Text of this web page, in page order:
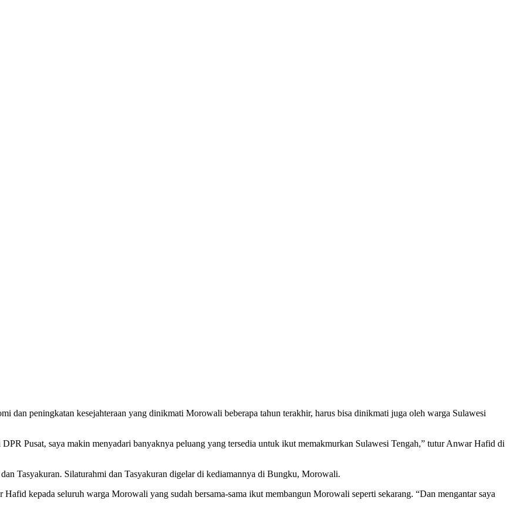
dan peningkatan kesejahteraan yang dinikmati Morowali beberapa tahun terakhir, harus bisa dinikmati juga oleh warga Sulawesi
Pusat, saya makin menyadari banyaknya peluang yang tersedia untuk ikut memakmurkan Sulawesi Tengah,” tutur Anwar Hafid di
Tasyakuran. Silaturahmi dan Tasyakuran digelar di kediamannya di Bungku, Morowali.
kepada seluruh warga Morowali yang sudah bersama-sama ikut membangun Morowali seperti sekarang. “Dan mengantar saya